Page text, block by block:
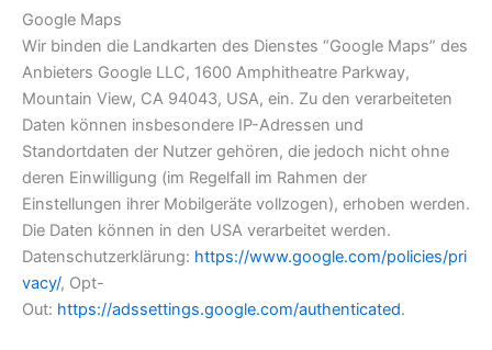
Google Maps
Wir binden die Landkarten des Dienstes “Google Maps” des
Anbieters Google LLC, 1600 Amphitheatre Parkway,
Mountain View, CA 94043, USA, ein. Zu den verarbeiteten
Daten können insbesondere IP-Adressen und
Standortdaten der Nutzer gehören, die jedoch nicht ohne
deren Einwilligung (im Regelfall im Rahmen der
Einstellungen ihrer Mobilgeräte vollzogen), erhoben werden.
Die Daten können in den USA verarbeitet werden.
Datenschutzerklärung: https://www.google.com/policies/pri
vacy/, Opt-
Out: https://adssettings.google.com/authenticated.